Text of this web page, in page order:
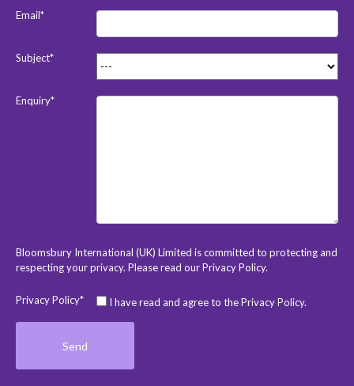
Email*
Subject*
Enquiry*
Bloomsbury International (UK) Limited is committed to protecting and
respecting your privacy. Please read ourPrivacy Policy.
Privacy Policy* I have read and agree to the Privacy Policy.